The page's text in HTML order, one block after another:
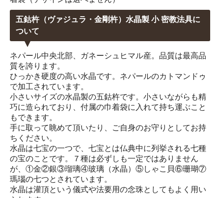
五鈷杵（ヴァジュラ・金剛杵）水晶製 小 密教法具に
ついて
ネパール中央北部、ガネーシュヒマル産。品質は最高品
質を誇ります。
ひっかき硬度の高い水晶です。ネパールのカトマンドゥ
で加工されています。
小さいサイズの水晶製の五鈷杵です。小さいながらも精
巧に造られており、付属の巾着袋に入れて持ち運ぶこと
もできます。
手に取って眺めて頂いたり、ご自身のお守りとしてお持
ちください。
水晶は七宝の一つで、七宝とは仏典中に列挙される七種
の宝のことです。７種は必ずしも一定ではありません
が、①金②銀③瑠璃④玻璃（水晶）⑤しゃこ貝⑥珊瑚⑦
瑪瑙の七つとされています。
水晶は灌頂という儀式や法要用の念珠としてもよく用い